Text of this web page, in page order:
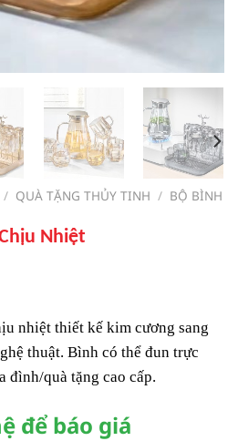
/ QUÀ TẶNG THỦY TINH / BỘ BÌNH
Nhiệt
nhiệt thiết kế kim cương sang
thuật. Bình có thể đun trực
đình/quà tặng cao cấp.
để báo giá